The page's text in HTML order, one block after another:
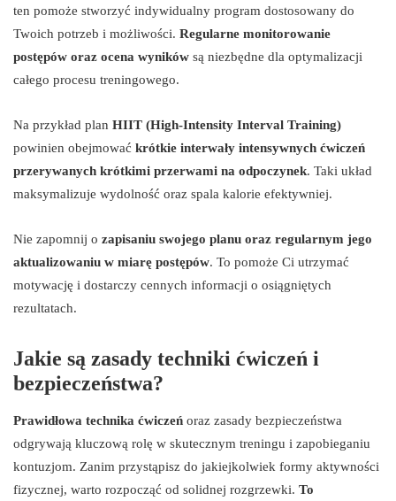
ten pomoże stworzyć indywidualny program dostosowany do
Twoich potrzeb i możliwości. Regularne monitorowanie
postępów oraz ocena wyników są niezbędne dla optymalizacji
całego procesu treningowego.
Na przykład plan HIIT (High-Intensity Interval Training)
powinien obejmować krótkie interwały intensywnych ćwiczeń
przerywanych krótkimi przerwami na odpoczynek. Taki układ
maksymalizuje wydolność oraz spala kalorie efektywniej.
Nie zapomnij o zapisaniu swojego planu oraz regularnym jego
aktualizowaniu w miarę postępów. To pomoże Ci utrzymać
motywację i dostarczy cennych informacji o osiągniętych
rezultatach.
Jakie są zasady techniki ćwiczeń i
bezpieczeństwa?
Prawidłowa technika ćwiczeń oraz zasady bezpieczeństwa
odgrywają kluczową rolę w skutecznym treningu i zapobieganiu
kontuzjom. Zanim przystąpisz do jakiejkolwiek formy aktywności
fizycznej, warto rozpocząć od solidnej rozgrzewki. To